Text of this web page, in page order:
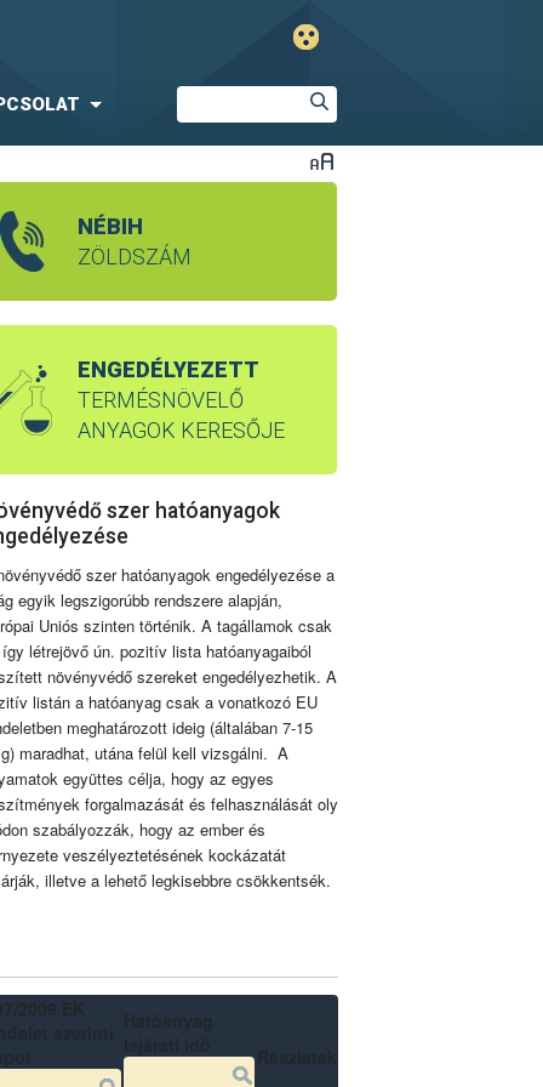
NÉBIH
ZÖLDSZÁM
ENGEDÉLYEZETT
TERMÉSNÖVELŐ
ANYAGOK KERESŐJE
szer hatóanyagok
szer hatóanyagok engedélyezése a
egyik legszigorúbb rendszere alapján,
Uniós szinten történik. A tagállamok csak
létrejövő ún. pozitív lista hatóanyagaiból
növényvédő szereket engedélyezhetik. A
listán a hatóanyag csak a vonatkozó EU
meghatározott ideig (általában 7-15
maradhat, utána felül kell vizsgálni. A
együttes célja, hogy az egyes
forgalmazását és felhasználását oly
szabályozzák, hogy az ember és
veszélyeztetésének kockázatát
illetve a lehető legkisebbre csökkentsék.